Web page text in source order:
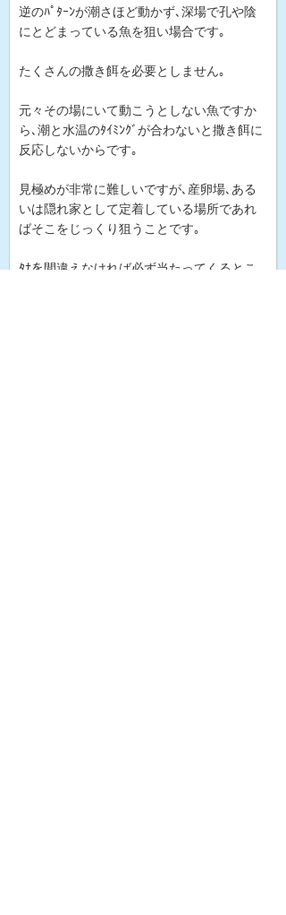
逆のﾊﾟﾀｰﾝが潮さほど動かず､深場で孔や陰
にとどまっている魚を狙い場合です｡
たくさんの撒き餌を必要としません｡
元々その場にいて動こうとしない魚ですか
ら､潮と水温のﾀｲﾐﾝｸﾞが合わないと撒き餌に
反応しないからです｡
見極めが非常に難しいですが､産卵場､ある
いは隠れ家として定着している場所であれ
ばそこをじっくり狙うことです｡
ﾀﾅを間違えなければ必ず当たってくるとこ